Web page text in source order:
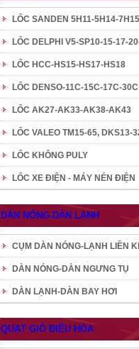
LỐC SANDEN 5H11-5H14-7H15
LỐC DELPHI V5-SP10-15-17-
LỐC HCC-HS15-HS17-HS18
LỐC DENSO-11C-15C-17C-30C
LỐC AK27-AK33-AK38-AK43
LỐC VALEO TM15-65, DKS13-
LỐC KHÔNG PULY
LỐC XE ĐIỆN - MÁY NÉN ĐIỆN
DÀN NÓNG-DÀN LẠNH
CỤM DÀN NÓNG-LẠNH LIỀN
DÀN NÓNG-DÀN NGƯNG TỤ
DÀN LẠNH-DÀN BAY HƠI
QUẠT GIÓ ĐIỀU HÒA